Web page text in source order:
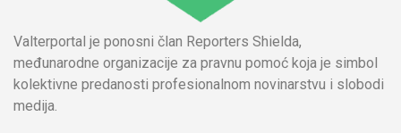
Valterportal je ponosni član Reporters Shielda,
međunarodne organizacije za pravnu pomoć koja je simbol
kolektivne predanosti profesionalnom novinarstvu i slobodi
medija.